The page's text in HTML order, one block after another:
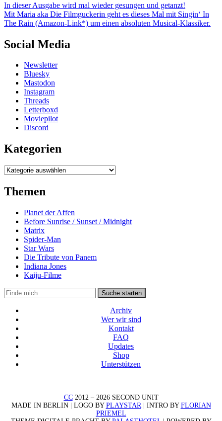
In dieser Ausgabe wird mal wieder gesungen und getanzt!
Mit Maria aka Die Filmguckerin geht es dieses Mal mit Singin‘ In
The Rain (Amazon-Link*) um einen absoluten Musical-Klassiker.
Social Media
Newsletter
Bluesky
Mastodon
Instagram
Threads
Letterboxd
Moviepilot
Discord
Kategorien
Kategorien
Themen
Planet der Affen
Before Sunrise / Sunset / Midnight
Matrix
Spider-Man
Star Wars
Die Tribute von Panem
Indiana Jones
Kaiju-Filme
Suche
in
https://secondunit-
podcast.de/
Suche starten
Archiv
Wer wir sind
Kontakt
FAQ
Updates
Shop
Unterstützen
CC2012 – 2026 SECOND UNIT
MADE IN BERLIN | LOGO BY PLAYSTAR| INTRO BY FLORIAN
PRIEMEL